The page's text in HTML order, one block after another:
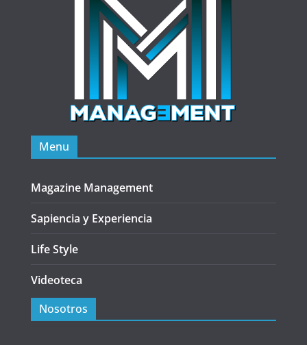
Menu
Magazine Management
Sapiencia y Experiencia
Life Style
Videoteca
Nosotros